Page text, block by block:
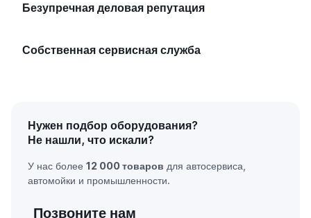
Безупречная деловая репутация
Собственная сервисная служба
Нужен подбор оборудования?
Не нашли, что искали?
У нас более 12 000 товаров для автосервиса,
автомойки и промышленности.
Позвоните нам